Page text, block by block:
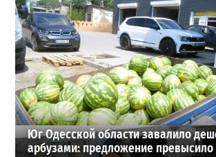
Шезлонги, бунгало и VIP-зоны:
заплатить за отдых в Аркадии
21-07-2026 в 19:23
ВИБОР РЕДАКЦИИ
Юг Одесской области завалило
арбузами: предложение превысило